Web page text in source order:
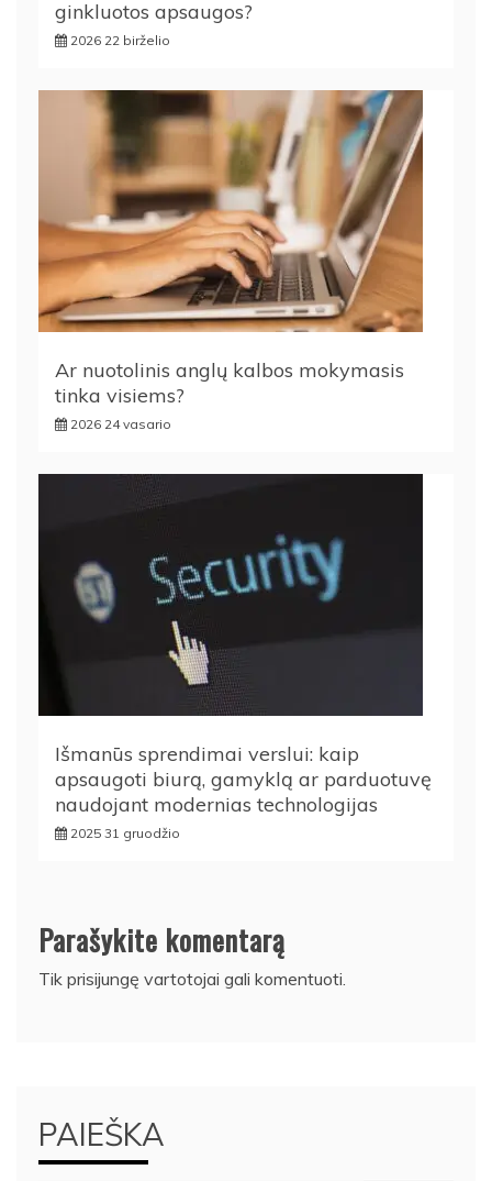
ginkluotos apsaugos?
2026 22 birželio
Ar nuotolinis anglų kalbos mokymasis
tinka visiems?
2026 24 vasario
Išmanūs sprendimai verslui: kaip
apsaugoti biurą, gamyklą ar parduotuvę
naudojant modernias technologijas
2025 31 gruodžio
Parašykite komentarą
Tik prisijungę vartotojai gali komentuoti.
PAIEŠKA